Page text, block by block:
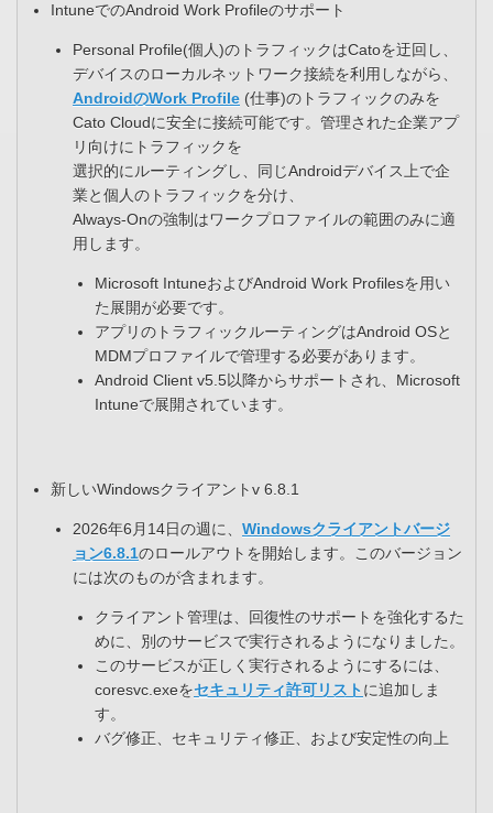
IntuneでのAndroid Work Profileのサポート
Personal Profile(個人)のトラフィックはCatoを迂回し、
デバイスのローカルネットワーク接続を利用しながら、
AndroidのWork Profile (仕事)のトラフィックのみを
Cato Cloudに安全に接続可能です。管理された企業アプ
リ向けにトラフィックを​
選択的にルーティングし、同じAndroidデバイス上で企
業と個人のトラフィックを分け、​
Always-Onの強制はワークプロファイルの範囲のみに適
用します。​
Microsoft IntuneおよびAndroid Work Profilesを用い
た展開が必要です。​
アプリのトラフィックルーティングはAndroid OSと
MDMプロファイルで管理する必要があります。​
Android Client v5.5以降からサポートされ、Microsoft
Intuneで展開されています。
新しいWindowsクライアントv 6.8.1
2026年6月14日の週に、 Windowsクライアントバージ
ョン6.8.1のロールアウトを開始します。このバージョン
には次のものが含まれます。​
クライアント管理は、回復性のサポートを強化するた
めに、別のサービスで実行されるようになりました。​
このサービスが正しく実行されるようにするには、
coresvc.exeをセキュリティ許可リストに追加しま
す。​
バグ修正、セキュリティ修正、および安定性の向上